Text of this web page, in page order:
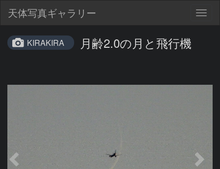
天体写真ギャラリー
KIRAKIRA 月齢2.0の月と飛行機